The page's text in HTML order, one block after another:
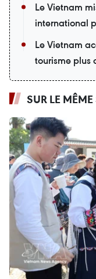
Le Vietnam
international
Le Vietnam
tourisme plus
SUR LE MÊME